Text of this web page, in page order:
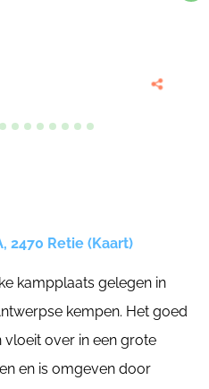
2470 Retie (Kaart)
kampplaats gelegen in
kempen. Het goed
over in een grote
en is omgeven door